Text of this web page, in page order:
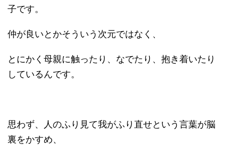
子です。
仲が良いとかそういう次元ではなく、
とにかく母親に触ったり、なでたり、抱き着いたり
しているんです。
思わず、人のふり見て我がふり直せという言葉が脳
裏をかすめ、